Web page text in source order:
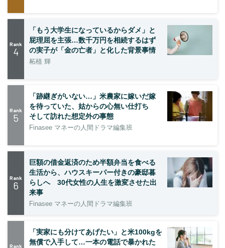
Rank
4
「もう大学生になっているからダメ」と
屁理屈を主張…数千万円を相続するはず
の実子が「金の亡者」と化した背景事情
柘植 輝
Rank
5
「跡継ぎがいない…」米農家に嫁いだ嫁
を待っていた、姑からの心無い仕打ち
そして訪れた想定外の事態
Finasee マネーの人間ドラマ編集班
Rank
6
巨額の借金返済のため半額弁当を食べる
生活から、ハウスキーパー付きの豪邸暮
らしへ 30代女性の人生を激変させた出
来事
Finasee マネーの人間ドラマ編集班
Rank
「実家にも分けてあげたい」と米100kgを
無償で入手して…一本の電話で暴かれた